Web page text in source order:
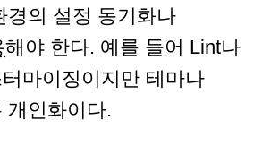
경의 설정 동기화나
해야 한다. 예를 들어 Lint나
마이징이지만 테마나
개인화이다.